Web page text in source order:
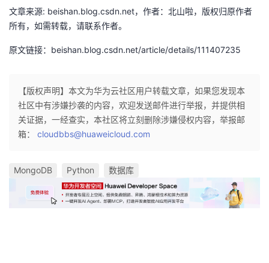
文章来源: beishan.blog.csdn.net，作者：北山啦，版权归原作者
所有，如需转载，请联系作者。
原文链接：beishan.blog.csdn.net/article/details/111407235
【版权声明】本文为华为云社区用户转载文章，如果您发现本
社区中有涉嫌抄袭的内容，欢迎发送邮件进行举报，并提供相
关证据，一经查实，本社区将立刻删除涉嫌侵权内容，举报邮
箱： cloudbbs@huaweicloud.com
MongoDB Python 数据库